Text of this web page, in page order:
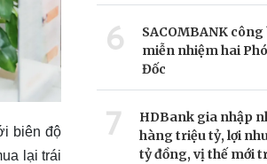
biên độ
lại trái
6
SACOMBANK
miễn nhiệm hai
Đốc
7
HDBank gia nhập
hàng triệu tỷ, lợi
tỷ đồng, vị thế mới